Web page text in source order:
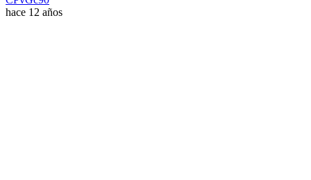
hace 12 años